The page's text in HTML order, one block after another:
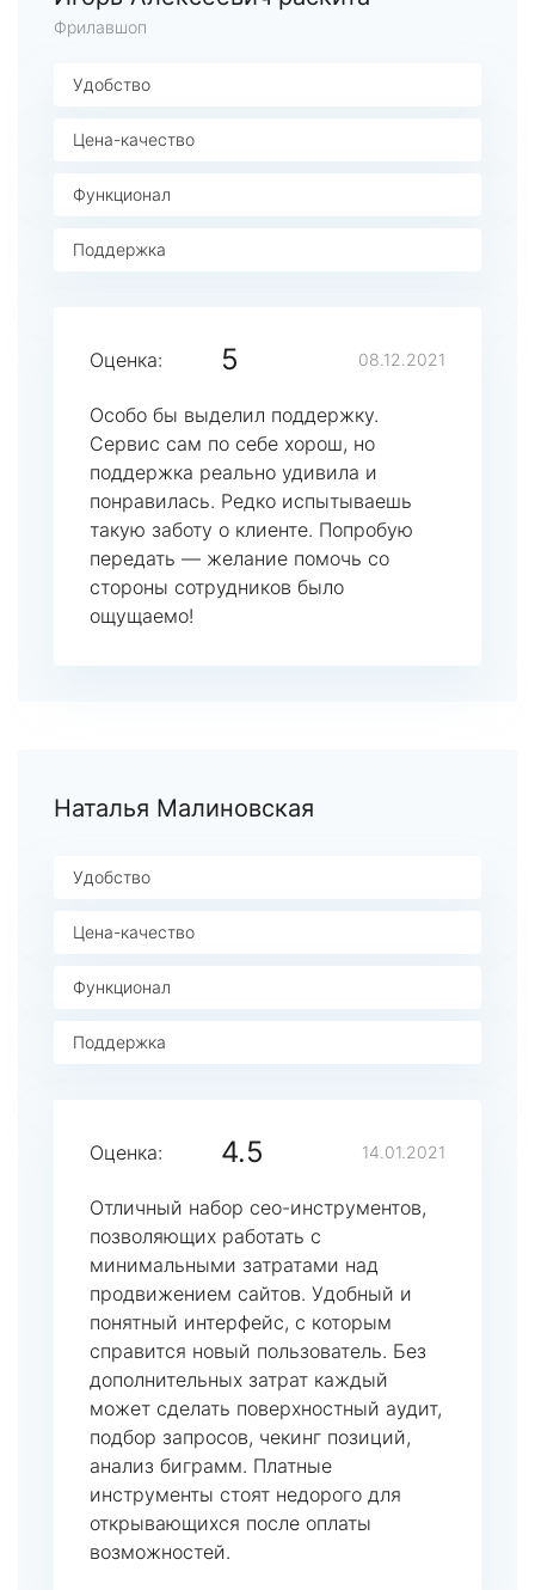
Фрилавшоп
Удобство
Цена-качество
Функционал
Поддержка
Оценка: 5 08.12.2021
Особо бы выделил поддержку.
Сервис сам по себе хорош, но
поддержка реально удивила и
понравилась. Редко испытываешь
такую заботу о клиенте. Попробую
передать — желание помочь со
стороны сотрудников было
ощущаемо!
Наталья Малиновская
Удобство
Цена-качество
Функционал
Поддержка
Оценка: 4.5 14.01.2021
Отличный набор сео-инструментов,
позволяющих работать с
минимальными затратами над
продвижением сайтов. Удобный и
понятный интерфейс, с которым
справится новый пользователь. Без
дополнительных затрат каждый
может сделать поверхностный аудит,
подбор запросов, чекинг позиций,
анализ биграмм. Платные
инструменты стоят недорого для
открывающихся после оплаты
возможностей.